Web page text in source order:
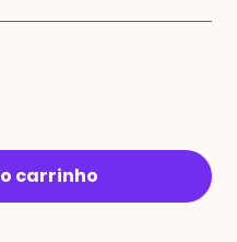
carrinho